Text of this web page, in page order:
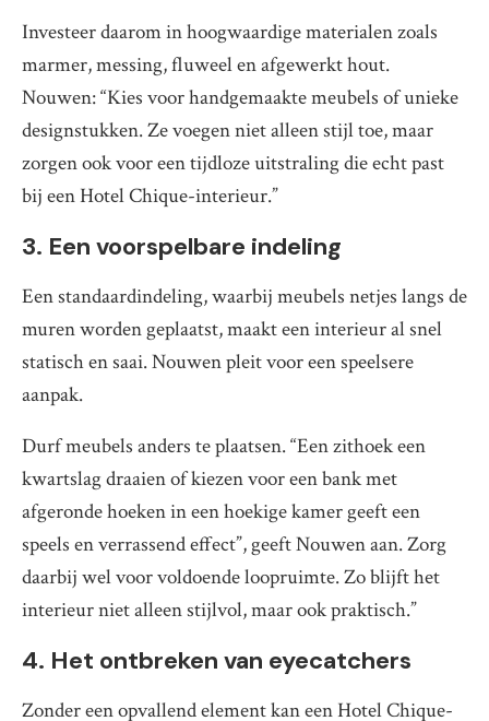
Investeer daarom in hoogwaardige materialen zoals
marmer, messing, fluweel en afgewerkt hout.
Nouwen: “Kies voor handgemaakte meubels of unieke
designstukken. Ze voegen niet alleen stijl toe, maar
zorgen ook voor een tijdloze uitstraling die echt past
bij een Hotel Chique-interieur.”
3. Een voorspelbare indeling
Een standaardindeling, waarbij meubels netjes langs de
muren worden geplaatst, maakt een interieur al snel
statisch en saai. Nouwen pleit voor een speelsere
aanpak.
Durf meubels anders te plaatsen. “Een zithoek een
kwartslag draaien of kiezen voor een bank met
afgeronde hoeken in een hoekige kamer geeft een
speels en verrassend effect”, geeft Nouwen aan. Zorg
daarbij wel voor voldoende loopruimte. Zo blijft het
interieur niet alleen stijlvol, maar ook praktisch.”
4. Het ontbreken van eyecatchers
Zonder een opvallend element kan een Hotel Chique-